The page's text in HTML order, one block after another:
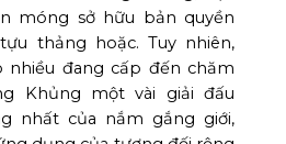
móng sở hữu bản quyền
thảng hoặc. Tuy nhiên,
nhiều đang cấp đến chăm
Khủng một vài giải đấu
nhất của nắm gắng giới,